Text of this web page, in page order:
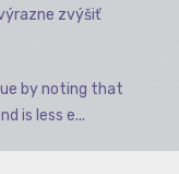
zvýšiť
by noting that
is less e...